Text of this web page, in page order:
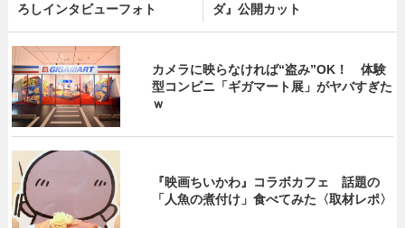
ろしインタビューフォト
ダ』公開カット
カメラに映らなければ“盗み”OK！ 体験
型コンビニ「ギガマート展」がヤバすぎた
ｗ
『映画ちいかわ』コラボカフェ 話題の
「人魚の煮付け」食べてみた〈取材レポ〉